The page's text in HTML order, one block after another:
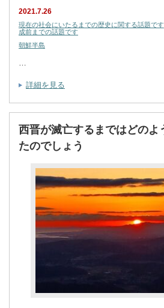
2021.7.26
現在の社会にいたるまでの歴史に関する話題です
成前までの話題です
朝鮮半島
…
詳細を見る
西晋が滅亡するまではどのよ
たのでしょう